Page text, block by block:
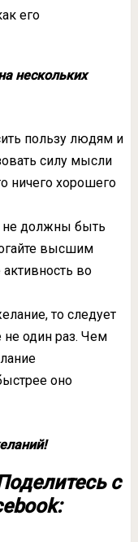
его
нескольких
пользу людям и
силу мысли
ничего хорошего
не должны быть
высшим
активность во
то следует
не один раз. Чем
оно
с